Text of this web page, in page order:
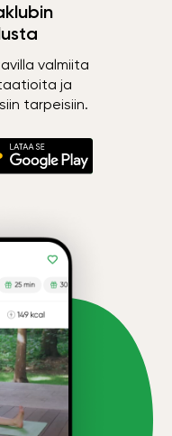
valmiita
ja
tarpeisiin.